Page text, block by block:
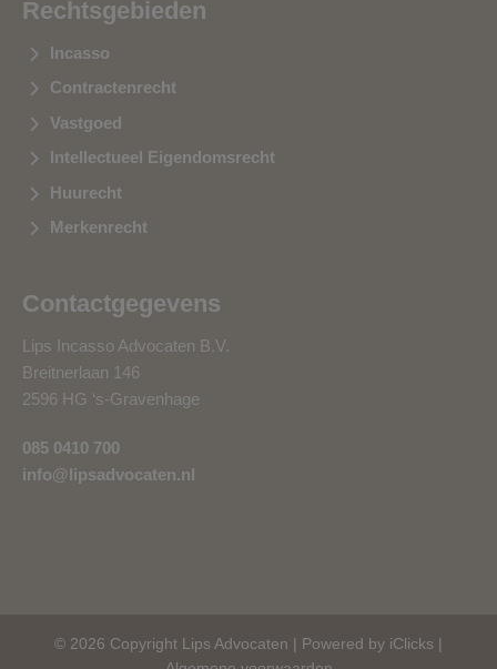
Rechtsgebieden
Incasso
Contractenrecht
Vastgoed
Intellectueel Eigendomsrecht
Huurecht
Merkenrecht
Contactgegevens
Lips Incasso Advocaten B.V.
Breitnerlaan 146
2596 HG ‘s-Gravenhage
085 0410 700
info@lipsadvocaten.nl
© 2026 Copyright Lips Advocaten | Powered by iClicks |